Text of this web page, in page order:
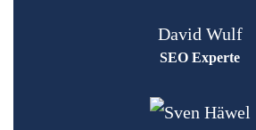
David Wulf
SEO Experte